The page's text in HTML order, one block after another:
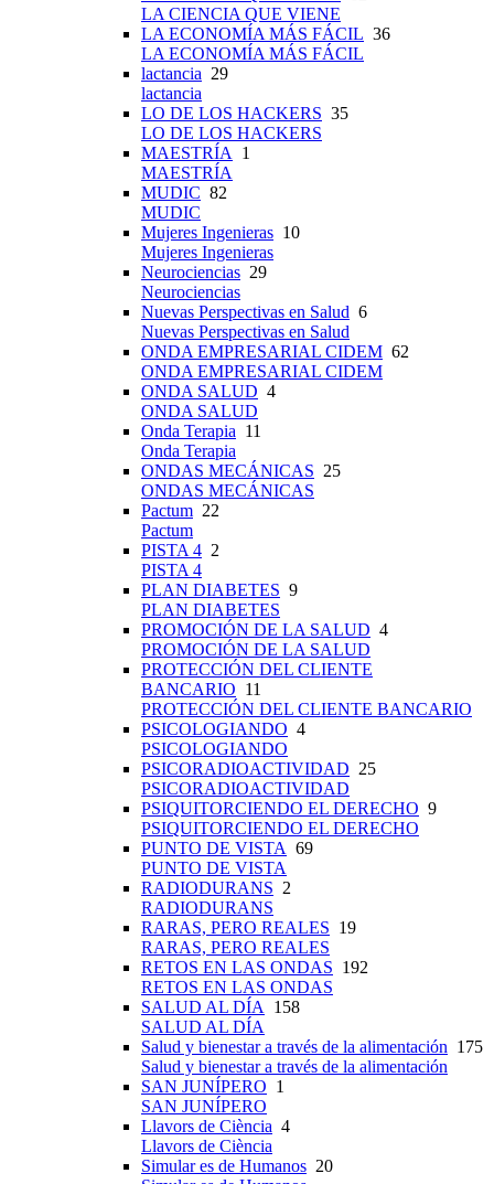
LA CIENCIA QUE VIENE
LA ECONOMÍA MÁS FÁCIL 36
LA ECONOMÍA MÁS FÁCIL
lactancia 29
lactancia
LO DE LOS HACKERS 35
LO DE LOS HACKERS
MAESTRÍA
1
MAESTRÍA
MUDIC 82
MUDIC
Mujeres Ingenieras 10
Mujeres Ingenieras
Neurociencias 29
Neurociencias
Nuevas Perspectivas en Salud 6
Nuevas Perspectivas en Salud
ONDA EMPRESARIAL CIDEM 62
ONDA EMPRESARIAL CIDEM
ONDA SALUD 4
ONDA SALUD
Onda Terapia 11
Onda Terapia
ONDAS MECÁNICAS 25
ONDAS MECÁNICAS
Pactum 22
Pactum
PISTA 4 2
PISTA 4
PLAN DIABETES 9
PLAN DIABETES
PROMOCIÓN DE LA SALUD 4
PROMOCIÓN DE LA SALUD
PROTECCIÓN DEL CLIENTE
BANCARIO 11
PROTECCIÓN DEL CLIENTE BANCARIO
PSICOLOGIANDO 4
PSICOLOGIANDO
PSICORADIOACTIVIDAD 25
PSICORADIOACTIVIDAD
PSIQUITORCIENDO EL DERECHO 9
PSIQUITORCIENDO EL DERECHO
PUNTO DE VISTA 69
PUNTO DE VISTA
RADIODURANS 2
RADIODURANS
RARAS, PERO REALES 19
RARAS, PERO REALES
RETOS EN LAS ONDAS 192
RETOS EN LAS ONDAS
SALUD AL DÍA
158
SALUD AL DÍA
Salud y bienestar a través de la alimentación 175
Salud y bienestar a través de la alimentación
SAN JUNÍPERO 1
SAN JUNÍPERO
Llavors de Ciència 4
Llavors de Ciència
Simular es de Humanos 20